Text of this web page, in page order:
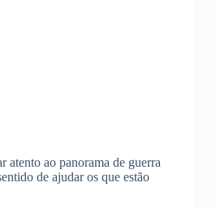
ao panorama de guerra
de ajudar os que estão